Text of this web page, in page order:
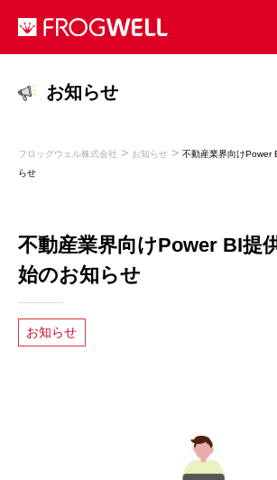
お知らせ
フロッグウェル株式会社 > お知らせ > 不動産業界向けPower
らせ
不動産業界向けPower BI提
始のお知らせ
お知らせ